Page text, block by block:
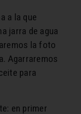
a la que
jarra de agua
la foto
Agarraremos
para
en primer